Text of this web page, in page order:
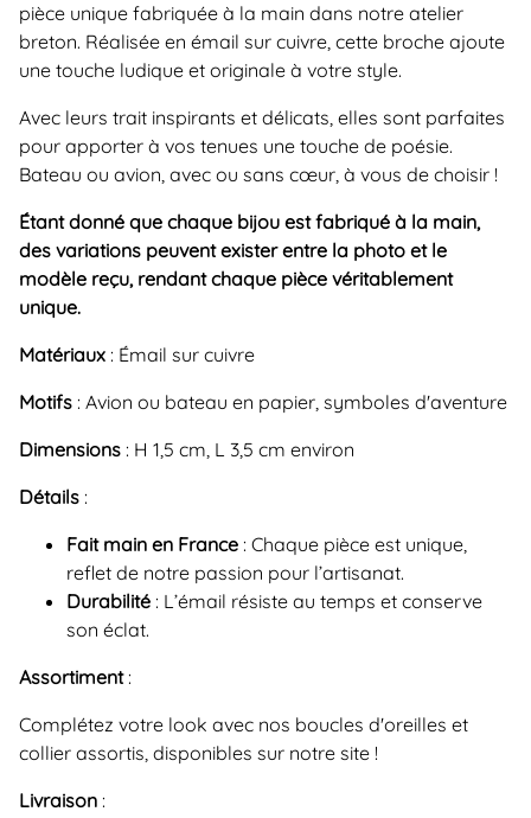
pièce unique fabriquée à la main dans notre atelier
breton. Réalisée en émail sur cuivre, cette broche ajoute
une touche ludique et originale à votre style.
Avec leurs trait inspirants et délicats, elles sont parfaites
pour apporter à vos tenues une touche de poésie.
Bateau ou avion, avec ou sans cœur, à vous de choisir !
Étant donné que chaque bijou est fabriqué à la main,
des variations peuvent exister entre la photo et le
modèle reçu, rendant chaque pièce véritablement
unique.
Matériaux : Émail sur cuivre
Motifs : Avion ou bateau en papier, symboles d'aventure
Dimensions : H 1,5 cm, L 3,5 cm environ
Détails :
Fait main en France : Chaque pièce est unique,
reflet de notre passion pour l’artisanat.
Durabilité : L’émail résiste au temps et conserve
son éclat.
Assortiment:
Complétez votre look avec nos boucles d'oreilles et
collier assortis, disponibles sur notre site !
Livraison :